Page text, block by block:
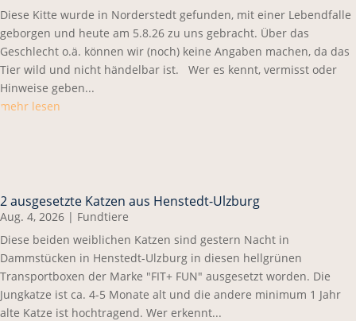
Diese Kitte wurde in Norderstedt gefunden, mit einer Lebendfalle
geborgen und heute am 5.8.26 zu uns gebracht. Über das
Geschlecht o.ä. können wir (noch) keine Angaben machen, da das
Tier wild und nicht händelbar ist. Wer es kennt, vermisst oder
Hinweise geben...
mehr lesen
2 ausgesetzte Katzen aus Henstedt-Ulzburg
Aug. 4, 2026 | Fundtiere
Diese beiden weiblichen Katzen sind gestern Nacht in
Dammstücken in Henstedt-Ulzburg in diesen hellgrünen
Transportboxen der Marke "FIT+ FUN" ausgesetzt worden. Die
Jungkatze ist ca. 4-5 Monate alt und die andere minimum 1 Jahr
alte Katze ist hochtragend. Wer erkennt...